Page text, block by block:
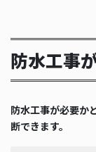
防水工事
防水工事が必要か
断できます。